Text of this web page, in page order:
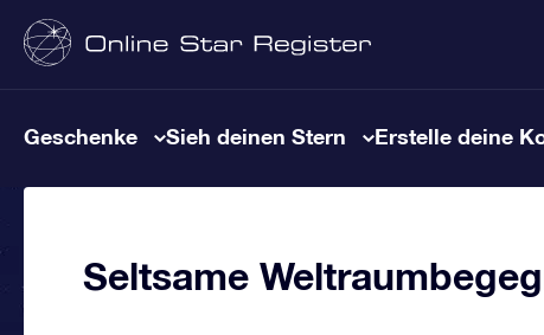
Geschenke Sieh deinen Stern Erstelle deine
Seltsame